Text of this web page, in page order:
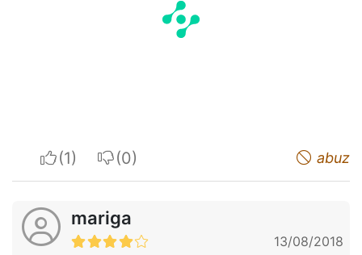
I apreciateI do not appreciate abuz
mariga
13/08/2018